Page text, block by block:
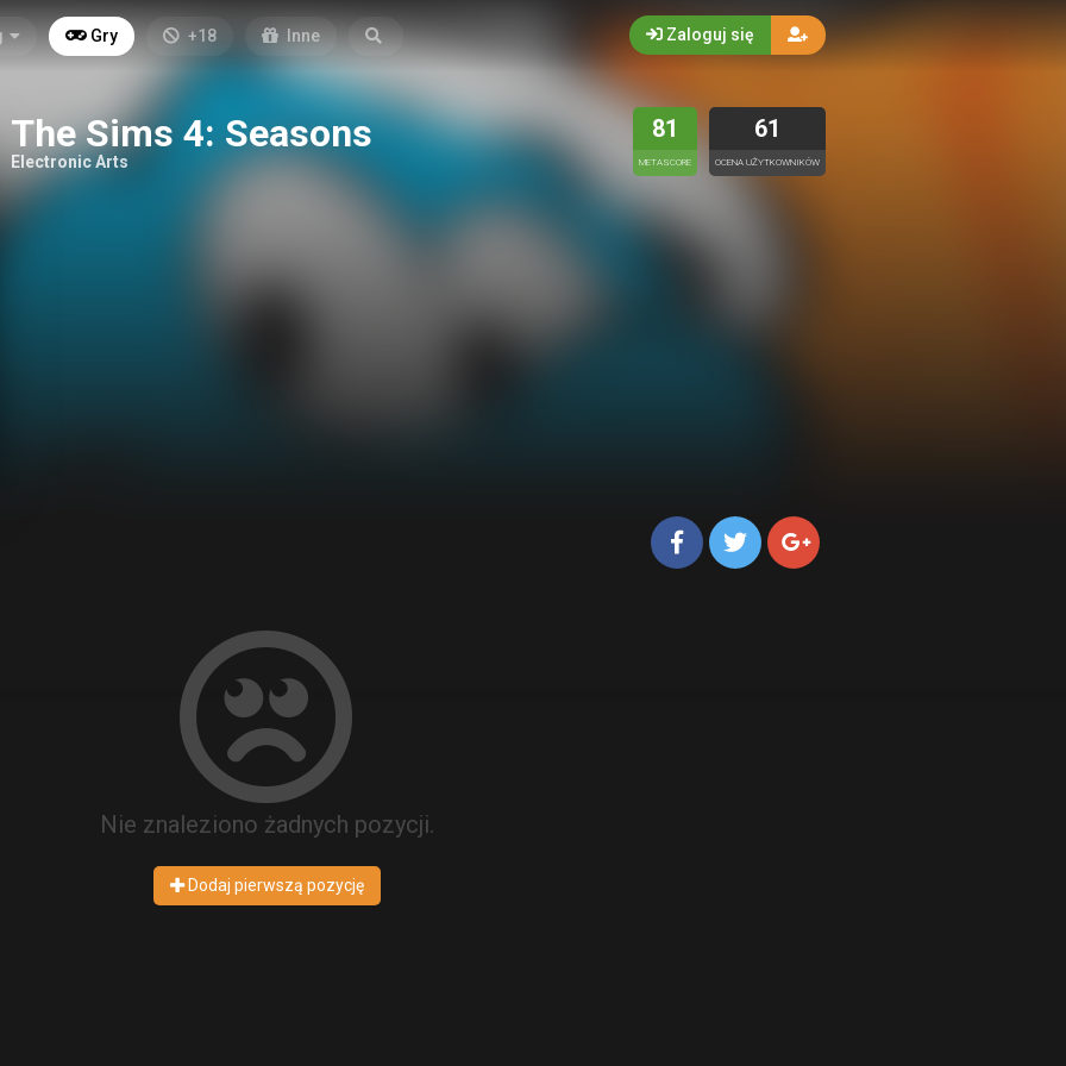
Gry +18 Inne Zaloguj się
The Sims 4: Seasons
Electronic Arts
81
METASCORE
61
OCENA UŻYTKOWNIKÓW
Nie znaleziono żadnych pozycji.
Dodaj pierwszą pozycję